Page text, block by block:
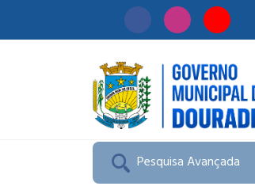
Início / Licitação
Pesquisa Avançada